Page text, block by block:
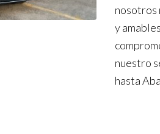
nosotros
y
nuestro
hasta